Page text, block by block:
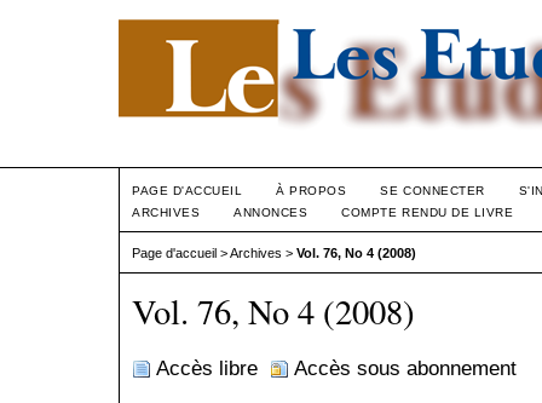
PAGE D'ACCUEIL À PROPOS SE CONNECTER
ARCHIVES
ANNONCES COMPTE RENDU DE LIVRE
Page d'accueil >Archives > Vol. 76, No 4 (2008)
Vol. 76, No 4 (2008)
Accès libre Accès sous abonnement